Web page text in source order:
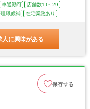
車通勤可
店舗数10～29
理職候補 在宅業務あり
人に興味がある
保存する